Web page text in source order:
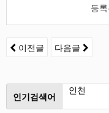
등
이전글 다음글
인기검색어
2026